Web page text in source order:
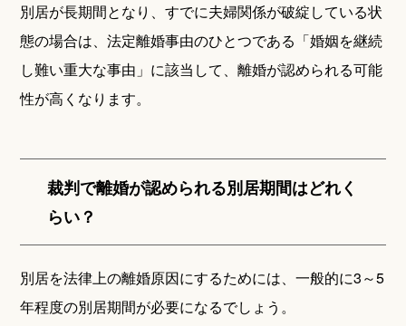
別居が長期間となり、すでに夫婦関係が破綻している状
態の場合は、法定離婚事由のひとつである「婚姻を継続
し難い重大な事由」に該当して、離婚が認められる可能
性が高くなります。
裁判で離婚が認められる別居期間はどれく
らい？
別居を法律上の離婚原因にするためには、一般的に3～5
年程度の別居期間が必要になるでしょう。